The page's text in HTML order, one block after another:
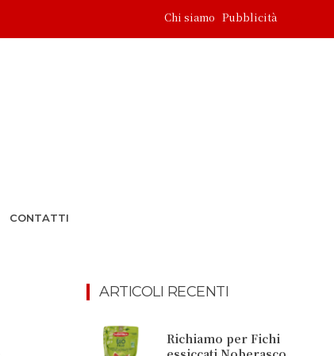
Chi siamo Pubblicità
CONTATTI
ARTICOLI RECENTI
Richiamo per Fichi